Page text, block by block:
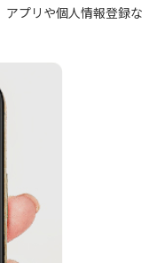
アプリや個人情報登録な